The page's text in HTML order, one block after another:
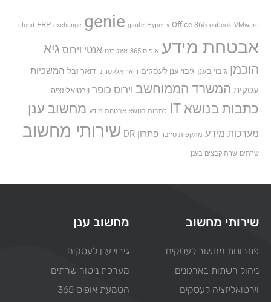
cloud ERP exchange genie gsafe Hyper-v Office 365 outlook VMware
אבטחת מידע אופיס 365 אינטרנט אנטי וירוס גיא
הוכמן גיבוי בענן גיבוי ענן לעסקים דואר אלקטרוני דואר זבל המשכיות
עסקית המשרד הממוחשב וירוס כופר וירטואליזציה
כתבות בנושא IT כתבות בנושא אבטחת מידע מחשוב ענן
מערכות מידע מתקפות סייבר פתרון DR שירותי מחשוב
שרתים שרת קבצים בענן
שירותי מחשוב
פתרונות מחשוב לעסקים
ניהול רשתות בארגונים
וירטואליזציה לעסקים
מחשוב ענן
גיבוי ענן לעסקים
מערכת ניטור שרתים
הטמעת אופיס 365